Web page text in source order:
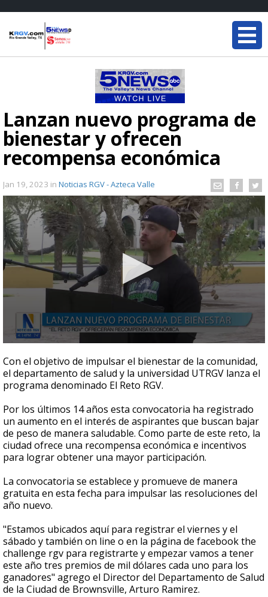
Lanzan nuevo programa de
bienestar y ofrecen
recompensa económica
Jan 19, 2023 in Noticias RGV - Azteca Valle
seconds
of
1
minute,
seconds
Con el objetivo de impulsar el bienestar de la comunidad,
el departamento de salud y la universidad UTRGV lanza el
programa denominado El Reto RGV.
Por los últimos 14 años esta convocatoria ha registrado
un aumento en el interés de aspirantes que buscan bajar
de peso de manera saludable. Como parte de este reto, la
ciudad ofrece una recompensa económica e incentivos
para lograr obtener una mayor participación.
La convocatoria se establece y promueve de manera
gratuita en esta fecha para impulsar las resoluciones del
año nuevo.
"Estamos ubicados aquí para registrar el viernes y el
sábado y también on line o en la página de facebook the
challenge rgv para registrarte y empezar vamos a tener
este año tres premios de mil dólares cada uno para los
ganadores" agrego el Director del Departamento de Salud
de la Ciudad de Brownsville, Arturo Ramirez.